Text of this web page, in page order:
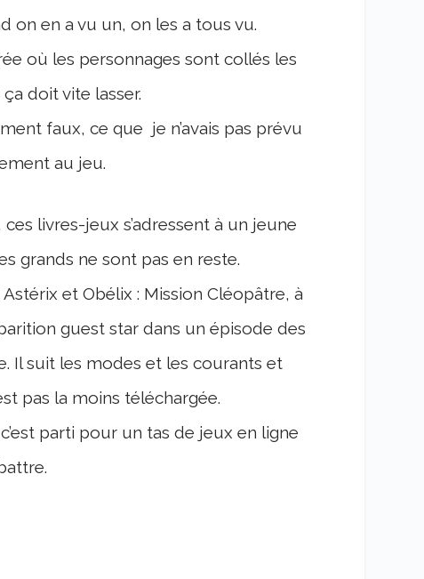
on en a vu un, on les a tous vu.
où les personnages sont collés les
doit vite lasser.
faux, ce que je n’avais pas prévu
au jeu.
livres-jeux s’adressent à un jeune
grands ne sont pas en reste.
et Obélix : Mission Cléopâtre, à
guest star dans un épisode des
Il suit les modes et les courants et
pas la moins téléchargée.
parti pour un tas de jeux en ligne